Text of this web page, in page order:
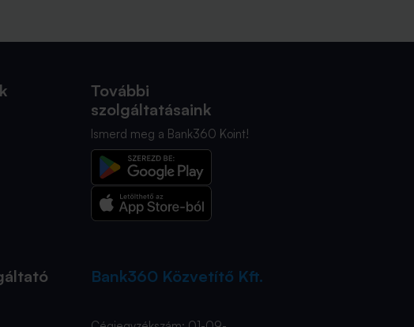
További
szolgáltatásaink
Ismerd meg a Bank360 Koint!
Bank360 Közvetítő Kft.